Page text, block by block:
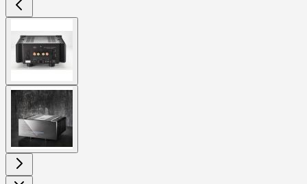
larger
image
View
larger
image